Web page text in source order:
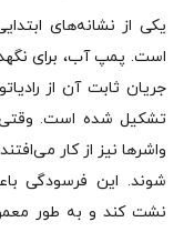
یکی از نشانه‌های
است. پمپ آب، برای
جریان ثابت آن از
تشکیل شده است. وقتی
واشرها نیز از کار
شوند. این فرسودگی
نشت کند و به طور